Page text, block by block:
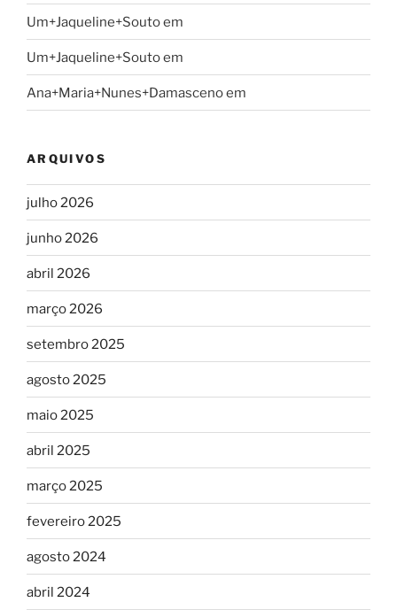
Um+Jaqueline+Soutoem
Um+Jaqueline+Soutoem
Ana+Maria+Nunes+Damascenoem
ARQUIVOS
julho 2026
junho 2026
abril 2026
março 2026
setembro 2025
agosto 2025
maio 2025
abril 2025
março 2025
fevereiro 2025
agosto 2024
abril 2024